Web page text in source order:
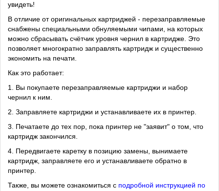
увидеть!
В отличие от оригинальных картриджей - перезаправляемые
снабжены специальными обнуляемыми чипами, на которых
можно сбрасывать счётчик уровня чернил в картридже. Это
позволяет многократно заправлять картридж и существенно
экономить на печати.
Как это работает:
1. Вы покупаете перезаправляемые картриджи и набор
чернил к ним.
2. Заправляете картриджи и устанавливаете их в принтер.
3. Печатаете до тех пор, пока принтер не "заявит" о том, что
картридж закончился.
4. Передвигаете каретку в позицию замены, вынимаете
картридж, заправляете его и устанавливаете обратно в
принтер.
Также, вы можете ознакомиться с подробной инструкцией по